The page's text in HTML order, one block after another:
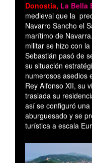
Donostia, La Bella
medieval que la
Navarro Sancho el
marítimo de
militar se hizo con
Sebastián pasó de
su situación
numerosos asedios
Rey Alfonso XII, su
traslada su
así se configuró
aburguesado y se
turística a escala